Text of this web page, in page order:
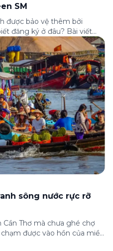
SM
được bảo vệ thêm bởi
đăng ký ở đâu? Bài viết
cách tham gia (và hủy tham
ứng dụng Green SM, cùng
khi […]
sông nước rực rỡ
Thơ mà chưa ghé chợ
được vào hồn của miền